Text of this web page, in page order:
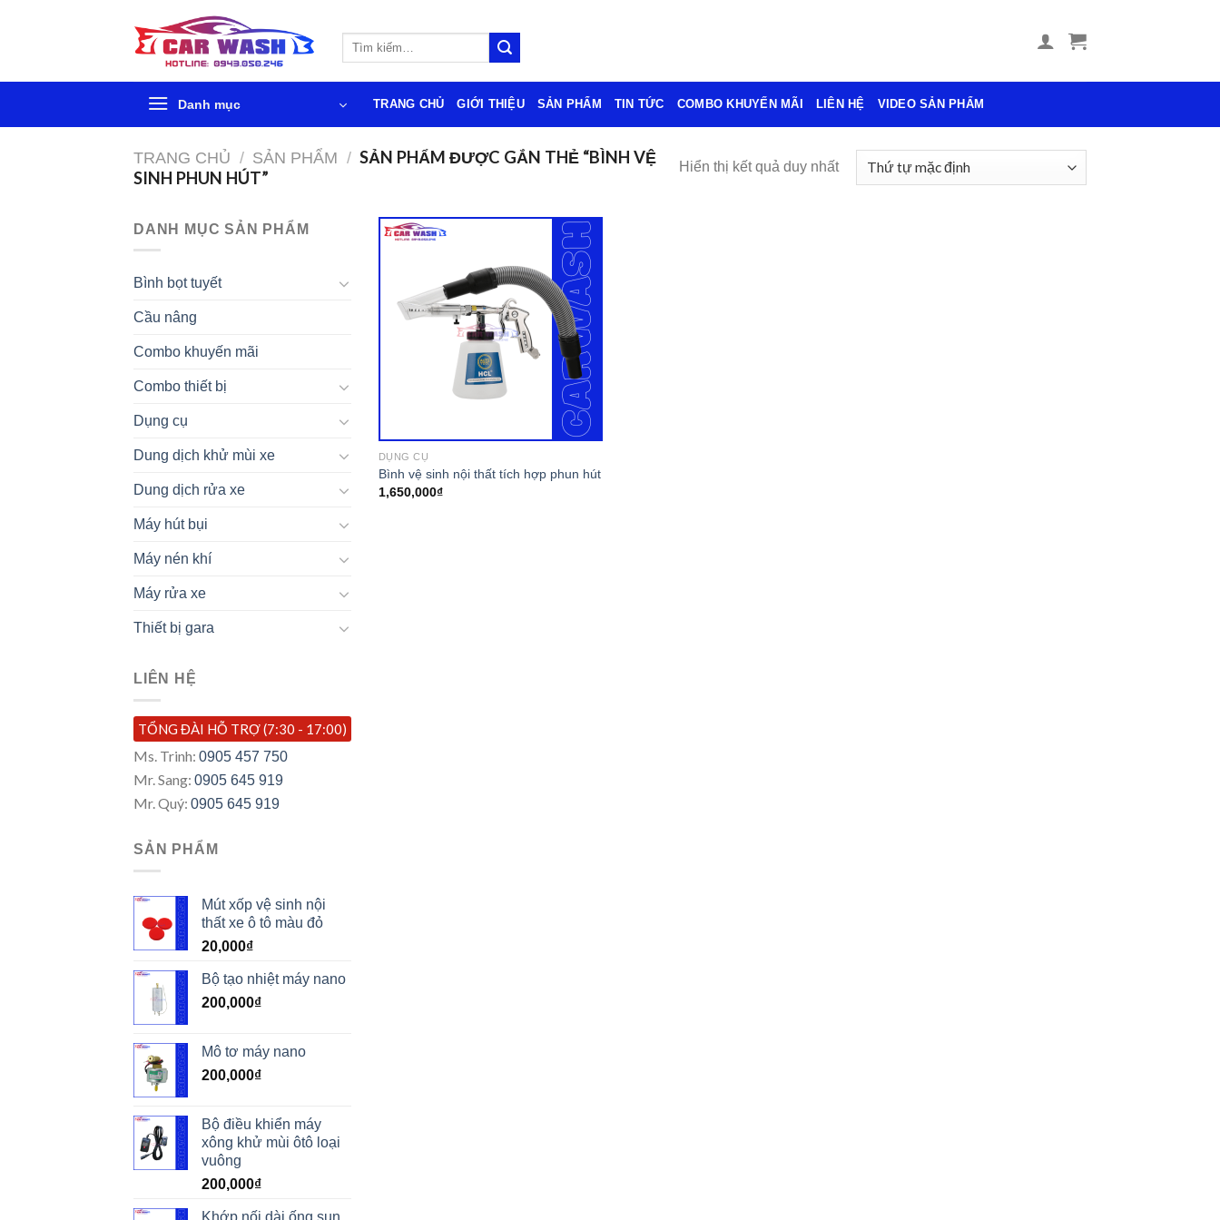
nội
Tìm
Danh mục TRANG CHỦ GIỚI THIỆU SẢN PHẨM TIN TỨC COMBO KHUYẾN MÃI LIÊN HỆ VIDEO SẢN PHẨM
TRANG CHỦ / SẢN PHẨM / SẢN PHẨM ĐƯỢC GẮN THẺ “BÌNH VỆ
SINH PHUN HÚT”
Hiển thị kết quả duy nhất
DANH MỤC SẢN PHẨM
Bình bọt tuyết
Cầu nâng
Combo khuyến mãi
Combo thiết bị
Dụng cụ
Dung dịch khử mùi xe
Dung dịch rửa xe
Máy hút bụi
Máy nén khí
Máy rửa xe
Thiết bị gara
LIÊN HỆ
TỔNG ĐÀI HỖ TRỢ (7:30 - 17:00)
Ms. Trinh: 0905 457 750
Mr. Sang: 0905 645 919
Mr. Quý: 0905 645 919
SẢN PHẨM
Mút xốp vệ sinh nội
thất xe ô tô màu đỏ
20,000₫
Bộ tạo nhiệt máy nano
200,000₫
Mô tơ máy nano
200,000₫
Bộ điều khiển máy
xông khử mùi ôtô loại
vuông
200,000₫
Khớp nối dài ống sun
DỤNG CỤ
Bình vệ sinh nội thất tích hợp phun hút
1,650,000₫